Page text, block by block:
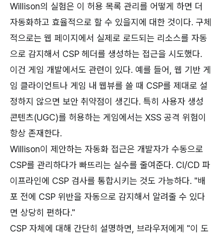
Willison의 실험은 이 허용 목록 관리를 어떻게 하면 더
자동화하고 효율적으로 할 수 있을지에 대한 것이다. 구체
적으로는 웹 페이지에서 실제로 로드되는 리소스를 자동
으로 감지해서 CSP 헤더를 생성하는 접근을 시도했다.
이건 게임 개발에서도 관련이 있다. 예를 들어, 웹 기반 게
임 클라이언트나 게임 내 웹뷰를 쓸 때 CSP를 제대로 설
정하지 않으면 보안 취약점이 생긴다. 특히 사용자 생성
콘텐츠(UGC)를 허용하는 게임에서는 XSS 공격 위험이
항상 존재한다.
Willison이 제안하는 자동화 접근은 개발자가 수동으로
CSP를 관리하다가 빠뜨리는 실수를 줄여준다. CI/CD 파
이프라인에 CSP 검사를 통합시키는 것도 가능하다. "배
포 전에 CSP 위반을 자동으로 감지해서 알려줄 수 있다
면 상당히 편하다."
CSP 자체에 대해 간단히 설명하면, 브라우저에게 "이 도